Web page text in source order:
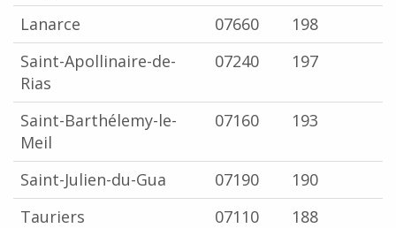
Lanarce 07660
198
Saint-Apollinaire-de-
Rias
07240 197
Saint-Barthélemy-le-
Meil
07160 193
Saint-Julien-du-Gua 07190
190
Tauriers
07110
188